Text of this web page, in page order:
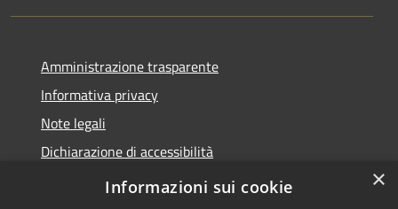
Amministrazione trasparente
Informativa privacy
Note legali
Dichiarazione di accessibilità
Whistleblowing-segnalazione illeciti
×
Informazioni sui cookie